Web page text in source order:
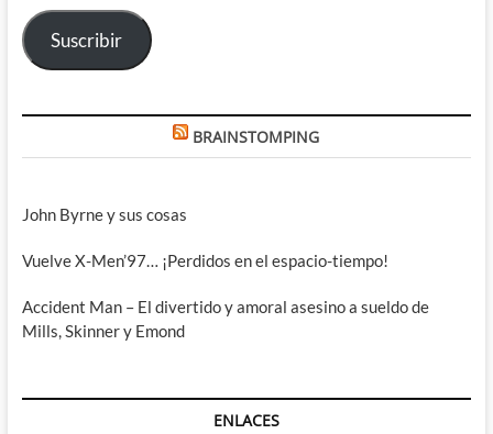
electrónico
Suscribir
BRAINSTOMPING
John Byrne y sus cosas
Vuelve X-Men’97… ¡Perdidos en el espacio-tiempo!
Accident Man – El divertido y amoral asesino a sueldo de
Mills, Skinner y Emond
ENLACES